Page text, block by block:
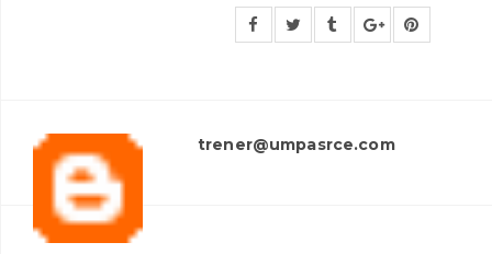
trener@umpasrce.com